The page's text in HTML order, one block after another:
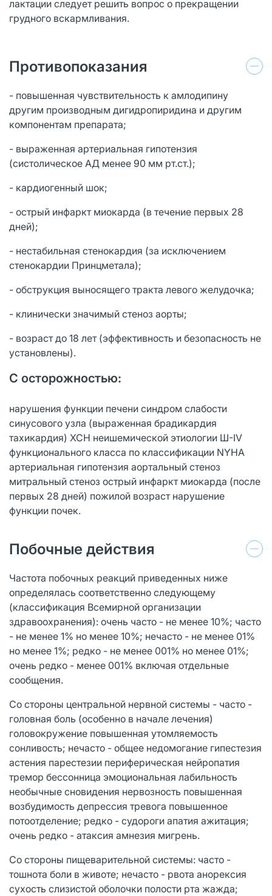
лактации следует решить вопрос о прекращении
грудного вскармливания.
Противопоказания
- повышенная чувствительность к амлодипину
другим производным дигидропиридина и другим
компонентам препарата;
- выраженная артериальная гипотензия
(систолическое АД менее 90 мм рт.ст.);
- кардиогенный шок;
- острый инфаркт миокарда (в течение первых 28
дней);
- нестабильная стенокардия (за исключением
стенокардии Принцметала);
- обструкция выносящего тракта левого желудочка;
- клинически значимый стеноз аорты;
- возраст до 18 лет (эффективность и безопасность не
установлены).
С осторожностью:
нарушения функции печени синдром слабости
синусового узла (выраженная брадикардия
тахикардия) ХСН неишемической этиологии Ш-IV
функционального класса по классификации NYHA
артериальная гипотензия аортальный стеноз
митральный стеноз острый инфаркт миокарда (после
первых 28 дней) пожилой возраст нарушение
функции почек.
Побочные действия
Частота побочных реакций приведенных ниже
определялась соответственно следующему
(классификация Всемирной организации
здравоохранения): очень часто - не менее 10%; часто
- не менее 1% но менее 10%; нечасто - не менее 01%
но менее 1%; редко - не менее 001% но менее 01%;
очень редко - менее 001% включая отдельные
сообщения.
Со стороны центральной нервной системы - часто -
головная боль (особенно в начале лечения)
головокружение повышенная утомляемость
сонливость; нечасто - общее недомогание гипестезия
астения парестезии периферическая нейропатия
тремор бессонница эмоциональная лабильность
необычные сновидения нервозность повышенная
возбудимость депрессия тревога повышенное
потоотделение; редко - судороги апатия ажитация;
очень редко - атаксия амнезия мигрень.
Со стороны пищеварительной системы: часто -
тошнота боли в животе; нечасто - рвота анорексия
сухость слизистой оболочки полости рта жажда;